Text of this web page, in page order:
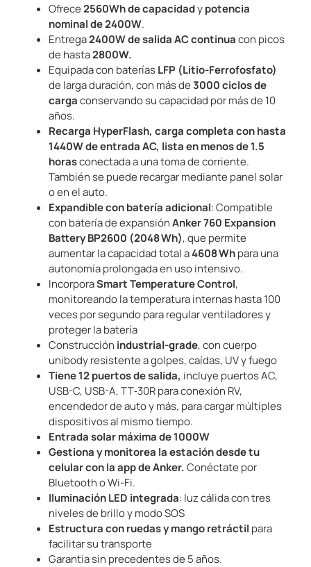
Ofrece2560Wh de capacidadypotencia
nominal de 2400W.
Entrega2400W de salida AC continuacon picos
de hasta2800W.
Equipada con bateríasLFP (Litio-Ferrofosfato)
de larga duración, con más de3000 ciclos de
cargaconservando su capacidad por más de 10
años.
Recarga HyperFlash, carga completa con hasta
1440W de entrada AC, lista en menos de 1.5
horasconectada a una toma de corriente.
También se puede recargar mediante panel solar
o en el auto.
Expandible con batería adicional: Compatible
con batería de expansiónAnker 760 Expansion
Battery BP2600 (2048 Wh), que permite
aumentar la capacidad total a4608 Whpara una
autonomía prolongada en uso intensivo.
IncorporaSmart Temperature Control,
monitoreando la temperatura internas hasta 100
veces por segundo para regular ventiladores y
proteger la batería
Construcción industrial-grade, con cuerpo
unibody resistente a golpes, caídas, UV y fuego
Tiene 12 puertos de salida, incluye puertos AC,
USB-C, USB-A, TT‑30R para conexión RV,
encendedor de auto y más, para cargar múltiples
dispositivos al mismo tiempo.
Entrada solar máxima de 1000W
Gestiona y monitorea la estación desde tu
celular con la app de Anker.Conéctate por
Bluetooth o Wi-Fi.
Iluminación LED integrada: luz cálida con tres
niveles de brillo y modo SOS
Estructura con ruedas y mango retráctil para
facilitar su transporte
Garantía sin precedentes de 5 años.